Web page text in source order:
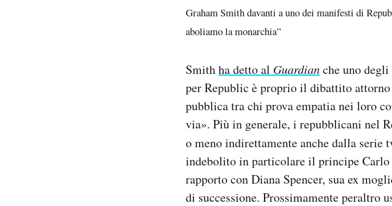
Graham Smith davanti a uno dei manifesti di
aboliamo la monarchia”
Smithha detto al Guardianche uno
per Republic è proprio il dibattito
pubblica tra chi prova empatia nei loro
via». Più in generale, i repubblicani nel
o meno indirettamente anche dalla serie
indebolito in particolare il principe
rapporto con Diana Spencer, sua ex
di successione. Prossimamente peraltro